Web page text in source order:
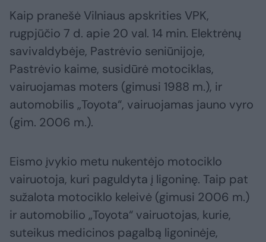
Kaip pranešė Vilniaus apskrities VPK,
rugpjūčio 7 d. apie 20 val. 14 min. Elektrėnų
savivaldybėje, Pastrėvio seniūnijoje,
Pastrėvio kaime, susidūrė motociklas,
vairuojamas moters (gimusi 1988 m.), ir
automobilis „Toyota“, vairuojamas jauno vyro
(gim. 2006 m.).
Eismo įvykio metu nukentėjo motociklo
vairuotoja, kuri paguldyta į ligoninę. Taip pat
sužalota motociklo keleivė (gimusi 2006 m.)
ir automobilio „Toyota“ vairuotojas, kurie,
suteikus medicinos pagalbą ligoninėje,